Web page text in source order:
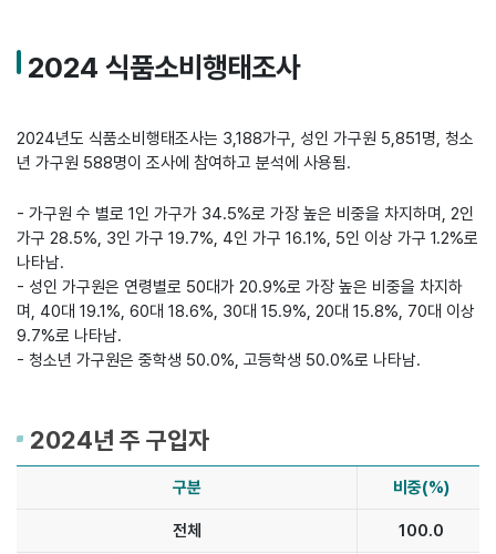
2024 식품소비행태조사
2024년도 식품소비행태조사는 3,188가구, 성인 가구원 5,851명, 청소
년 가구원 588명이 조사에 참여하고 분석에 사용됨.
- 가구원 수 별로 1인 가구가 34.5%로 가장 높은 비중을 차지하며, 2인
가구 28.5%, 3인 가구 19.7%, 4인 가구 16.1%, 5인 이상 가구 1.2%로
나타남.
- 성인 가구원은 연령별로 50대가 20.9%로 가장 높은 비중을 차지하
며, 40대 19.1%, 60대 18.6%, 30대 15.9%, 20대 15.8%, 70대 이상
9.7%로 나타남.
- 청소년 가구원은 중학생 50.0%, 고등학생 50.0%로 나타남.
2024년 주 구입자
구분 비중(%)
전체 100.0